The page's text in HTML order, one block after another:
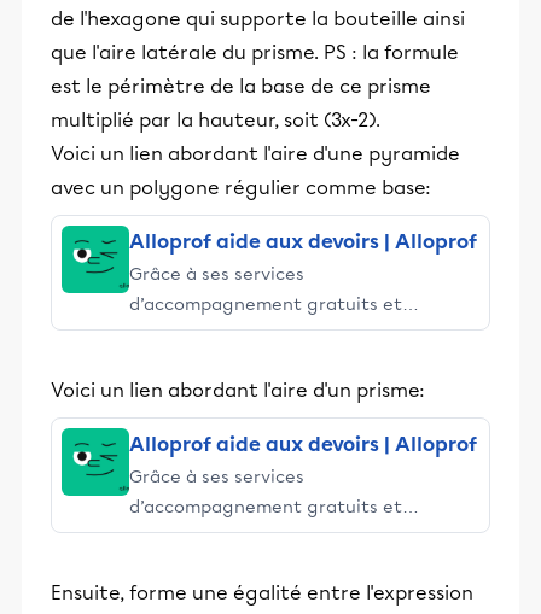
de l'hexagone qui supporte la bouteille ainsi
que l'aire latérale du prisme. PS : la formule
est le périmètre de la base de ce prisme
multiplié par la hauteur, soit (3x-2).
Voici un lien abordant l'aire d'une pyramide
avec un polygone régulier comme base:
Alloprof aide aux devoirs | Alloprof
Grâce à ses services
d’accompagnement gratuits et
stimulants, Alloprof engage les élèves
éducative.
Voici un lien abordant l'aire d'un prisme:
Alloprof aide aux devoirs | Alloprof
Grâce à ses services
d’accompagnement gratuits et
stimulants, Alloprof engage les élèves
éducative.
Ensuite, forme une égalité entre l'expression